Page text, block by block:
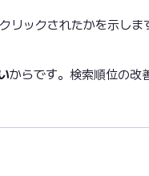
リックされたかを示しま
からです。検索順位の改